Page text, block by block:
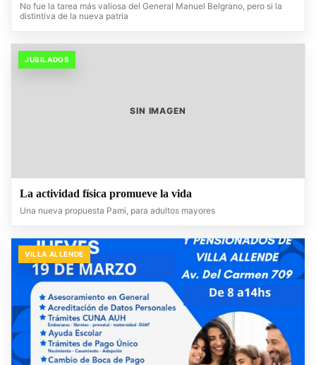
No fue la tarea más valiosa del General Manuel Belgrano, pero si la
distintiva de la nueva patria
JUBILADOS
SIN IMAGEN
La actividad física promueve la vida
Una nueva propuesta Pami, para adultos mayores
VILLA ALLENDE